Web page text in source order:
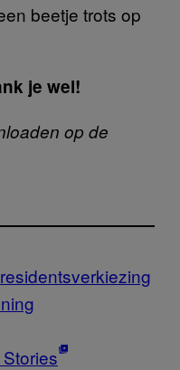
beetje trots op
je wel!
op de